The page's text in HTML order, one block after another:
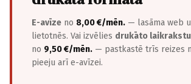
E-avīze no 8,00 €/mēn. — lasāma web
lietotnēs. Vai izvēlies drukāto
no 9,50 €/mēn. — pastkastē trīs reizes
pieeju arī e-avīzei.